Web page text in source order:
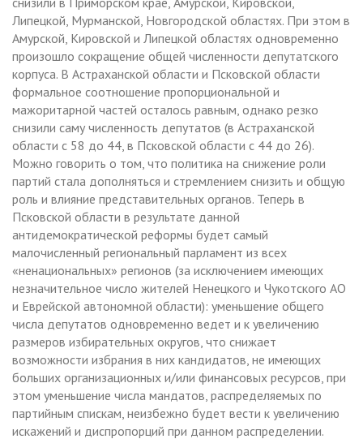
Липецкой, Мурманской, Новгородской областях. При этом в
Амурской, Кировской и Липецкой областях одновременно
произошло сокращение общей численности депутатского
корпуса. В Астраханской области и Псковской области
формальное соотношение пропорциональной и
мажоритарной частей осталось равным, однако резко
снизили саму численность депутатов (в Астраханской
области с 58 до 44, в Псковской области с 44 до 26).
Можно говорить о том, что политика на снижение роли
партий стала дополняться и стремлением снизить и общую
роль и влияние представительных органов. Теперь в
Псковской области в результате данной
антидемократической реформы будет самый
малочисленный региональный парламент из всех
«ненациональных» регионов (за исключением имеющих
незначительное число жителей Ненецкого и Чукотского АО
и Еврейской автономной области): уменьшение общего
числа депутатов одновременно ведет и к увеличению
размеров избирательных округов, что снижает
возможности избрания в них кандидатов, не имеющих
больших организационных и/или финансовых ресурсов, при
этом уменьшение числа мандатов, распределяемых по
партийным спискам, неизбежно будет вести к увеличению
искажений и диспропорций при данном распределении.